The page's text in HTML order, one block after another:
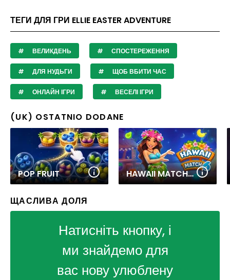
ТЕГИ ДЛЯ ГРИ ELLIE EASTER ADVENTURE
ВЕЛИКДЕНЬ СПОСТЕРЕЖЕННЯ
ДЛЯ НУДЬГИ ЩОБ ВБИТИ ЧАС
ОНЛАЙН ІГРИ ВЕСЕЛІ ІГРИ
(UK) OSTATNIO DODANE
POP FRUIT HAWAII MATCH 6
ЩАСЛИВА ДОЛЯ
Натисніть кнопку, і
ми знайдемо для
вас нову улюблену